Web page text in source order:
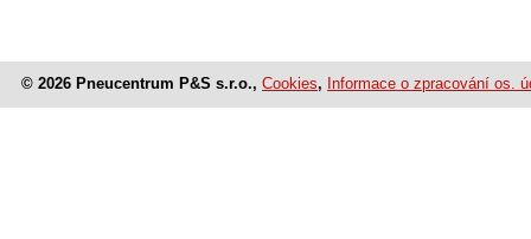
© 2026 Pneucentrum P&S s.r.o., Cookies, Informace o zpracování os.